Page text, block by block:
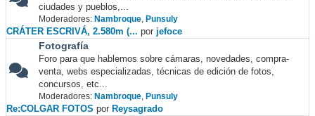
ciudades y pueblos,...
Moderadores: Nambroque, Punsuly
CRÁTER ESCRIVÁ, 2.580m (... por jefoce
Fotografía
Foro para que hablemos sobre cámaras, novedades, compra-
venta, webs especializadas, técnicas de edición de fotos,
concursos, etc...
Moderadores: Nambroque, Punsuly
Re:COLGAR FOTOS por Reysagrado